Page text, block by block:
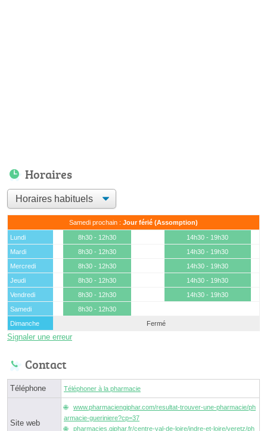
Horaires
Samedi prochain : Jour férié (Assomption)
Lundi 8h30 - 12h30
14h30 - 19h30
Mardi
8h30 - 12h30
14h30 - 19h30
Mercredi
8h30 - 12h30
14h30 - 19h30
Jeudi
8h30 - 12h30
14h30 - 19h30
Vendredi
8h30 - 12h30
14h30 - 19h30
Samedi
8h30 - 12h30
Dimanche
Fermé
Signaler une erreur
Contact
Téléphone Téléphoner à la pharmacie
Site web
www.pharmaciengiphar.com/resultat-trouver-une-pharmacie/ph
armacie-gueriniere?cp=37
pharmacies.giphar.fr/centre-val-de-loire/indre-et-loire/veretz/ph